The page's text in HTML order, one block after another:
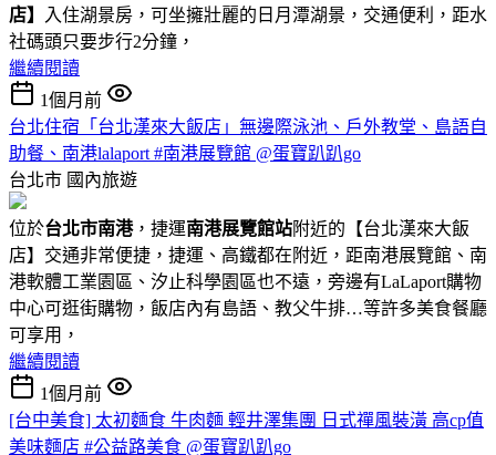
店】
入住湖景房，可坐擁壯麗的日月潭湖景，交通便利，距水
社碼頭只要步行2分鐘，
繼續閱讀
1個月前
台北住宿「台北漢來大飯店」無邊際泳池、戶外教堂、島語自
助餐、南港lalaport #南港展覽館 @蛋寶趴趴go
台北市 國內旅遊
位於台北市南港，捷運南港展覽館站附近的【台北漢來大飯
店】交通非常便捷，捷運、高鐵都在附近，距南港展覽館、南
港軟體工業園區、汐止科學園區也不遠，旁邊有LaLaport購物
中心可逛街購物，飯店內有島語、教父牛排…等許多美食餐廳
可享用，
繼續閱讀
1個月前
[台中美食] 太初麵食 牛肉麵 輕井澤集團 日式禪風裝潢 高cp值
美味麵店 #公益路美食 @蛋寶趴趴go